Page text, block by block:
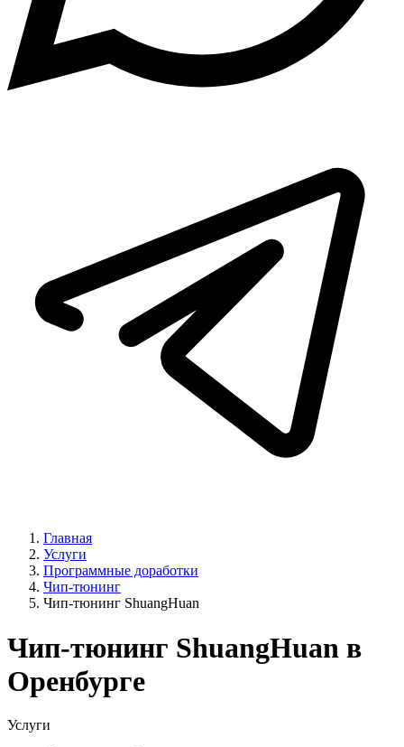
Главная
Услуги
Программные доработки
Чип-тюнинг
Чип-тюнинг ShuangHuan
Чип-тюнинг ShuangHuan в
Оренбурге
Услуги